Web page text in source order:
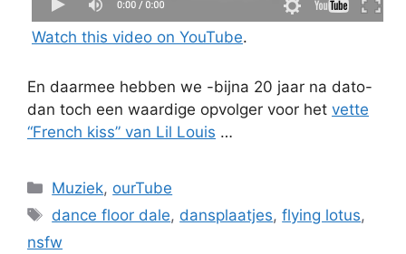
Watch this video on YouTube.
En daarmee hebben we -bijna 20 jaar na dato-
dan toch een waardige opvolger voor het vette
“French kiss” van Lil Louis …
Categories
Muziek, ourTube
Tags
dance floor dale, dansplaatjes,flying lotus,
nsfw